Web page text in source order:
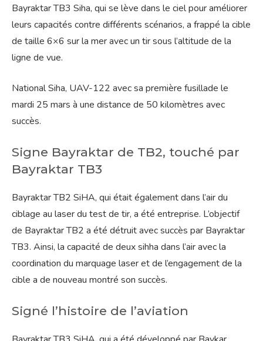
Bayraktar TB3 Siha, qui se lève dans le ciel pour améliorer
leurs capacités contre différents scénarios, a frappé la cible
de taille 6×6 sur la mer avec un tir sous l’altitude de la
ligne de vue.
National Siha, UAV-122 avec sa première fusillade le
mardi 25 mars à une distance de 50 kilomètres avec
succès.
Signe Bayraktar de TB2, touché par
Bayraktar TB3
Bayraktar TB2 SiHA, qui était également dans l’air du
ciblage au laser du test de tir, a été entreprise. L’objectif
de Bayraktar TB2 a été détruit avec succès par Bayraktar
TB3. Ainsi, la capacité de deux sihha dans l’air avec la
coordination du marquage laser et de l’engagement de la
cible a de nouveau montré son succès.
Signé l’histoire de l’aviation